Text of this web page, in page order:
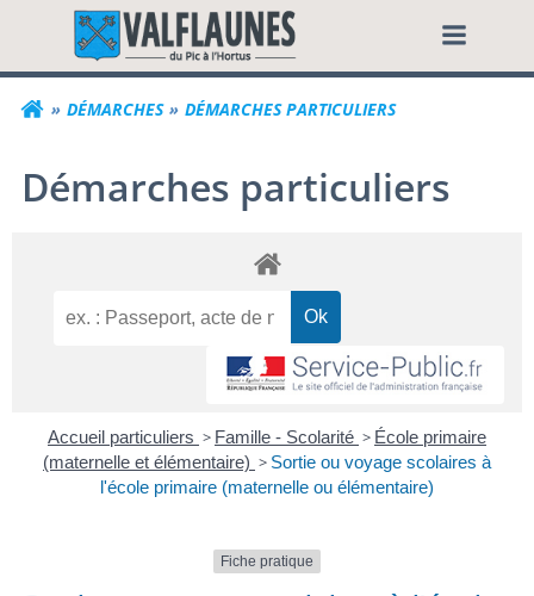
contenuCommune de
DÉMARCHES DÉMARCHES PARTICULIERS
Démarches particuliers
Accueil particuliers > Famille - Scolarité > École primaire
(maternelle et élémentaire) > Sortie ou voyage scolaires à
l'école primaire (maternelle ou élémentaire)
Fiche pratique